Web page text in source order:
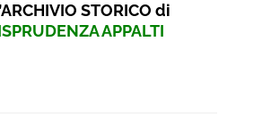
STORICO di
APPALTI